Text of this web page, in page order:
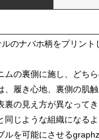
のナバホ柄をプリン
ムの裏側に施し、どち
、履き心地、裏側の肌触
の見え方が異なってき
同じような組織になる
ルを可能にさせる